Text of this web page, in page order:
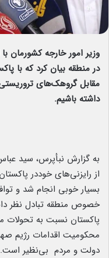
وزیر امور خارجه کشورمان
در منطقه بیان کرد که با
مقابل گروهک‌های
داشته باشیم.
به گزارش نبأپرس، سید
از رایزنی‌های خوددر
بسیار خوبی انجام شد و
خصوص منطقه تبادل نظر
پاکستان نسبت به تحولات
محکومیت اقدامات رژیم
دولت و مردم بی‌نظیر است.